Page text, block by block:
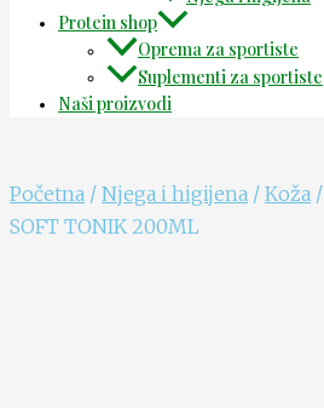
Protein shop
Oprema za sportiste
Suplementi za sportiste
Naši proizvodi
Početna / Njega i higijena / Koža /
SOFT TONIK 200ML